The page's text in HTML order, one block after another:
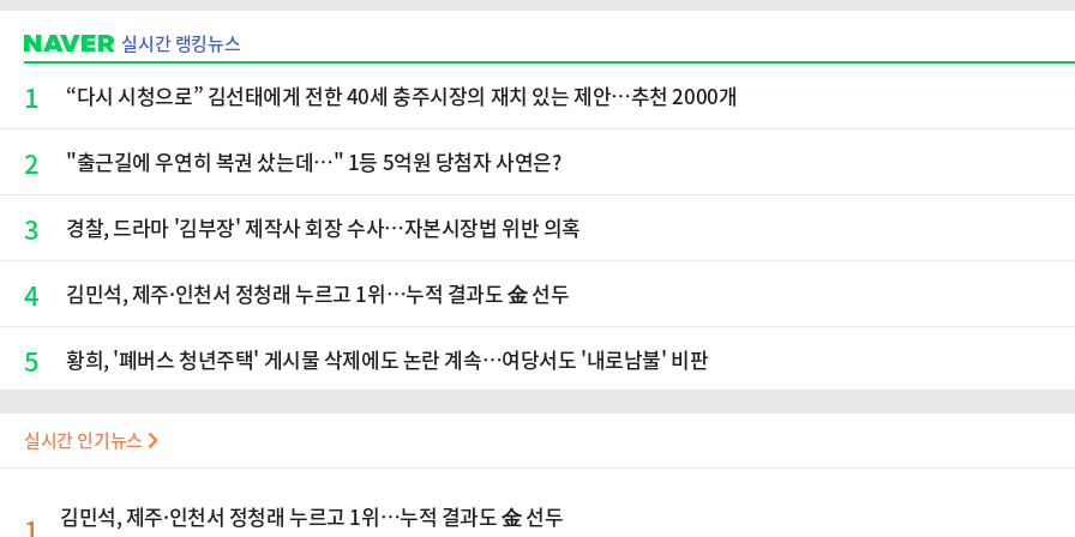
실시간 랭킹뉴스
1 “다시 시청으로” 김선태에게 전한 40세 충주시장의 재치 있는 제안…추천 2000개
2 "출근길에 우연히 복권 샀는데…" 1등 5억원 당첨자 사연은?
3 경찰, 드라마 '김부장' 제작사 회장 수사…자본시장법 위반 의혹
4 김민석, 제주·인천서 정청래 누르고 1위…누적 결과도 金 선두
5 황희, '폐버스 청년주택' 게시물 삭제에도 논란 계속…여당서도 '내로남불' 비판
실시간 인기뉴스
1 김민석, 제주·인천서 정청래 누르고 1위…누적 결과도 金 선두